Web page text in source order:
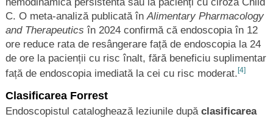
C. O meta-analiză publicată în Alimentary Pharmacology
and Therapeutics în 2024 confirmă că endoscopia în 12
ore reduce rata de resângerare față de endoscopia la 24
de ore la pacienții cu risc înalt, fără beneficiu suplimentar
față de endoscopia imediată la cei cu risc moderat. [4]
Clasificarea Forrest
Endoscopistul cataloghează leziunile după clasificarea